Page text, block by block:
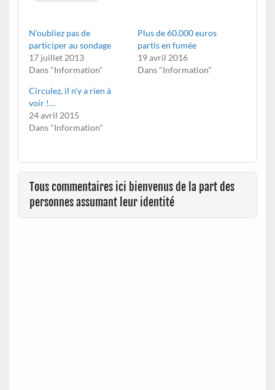
N'oubliez pas de
participer au sondage
17 juillet 2013
Dans "Information"
Plus de 60.000 euros
partis en fumée
19 avril 2016
Dans "Information"
Circulez, il n'y a rien à
voir !…
24 avril 2015
Dans "Information"
Tous commentaires ici bienvenus de la part des
personnes assumant leur identité